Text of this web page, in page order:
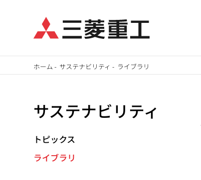
イ
ホーム - サステナビリティ - ライブラリ
サステナビリティ
トピックス
ライブラリ